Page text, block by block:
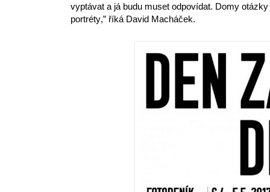
vyptávat a já budu muset odpovídat. Domy
portréty,” říká David Macháček.